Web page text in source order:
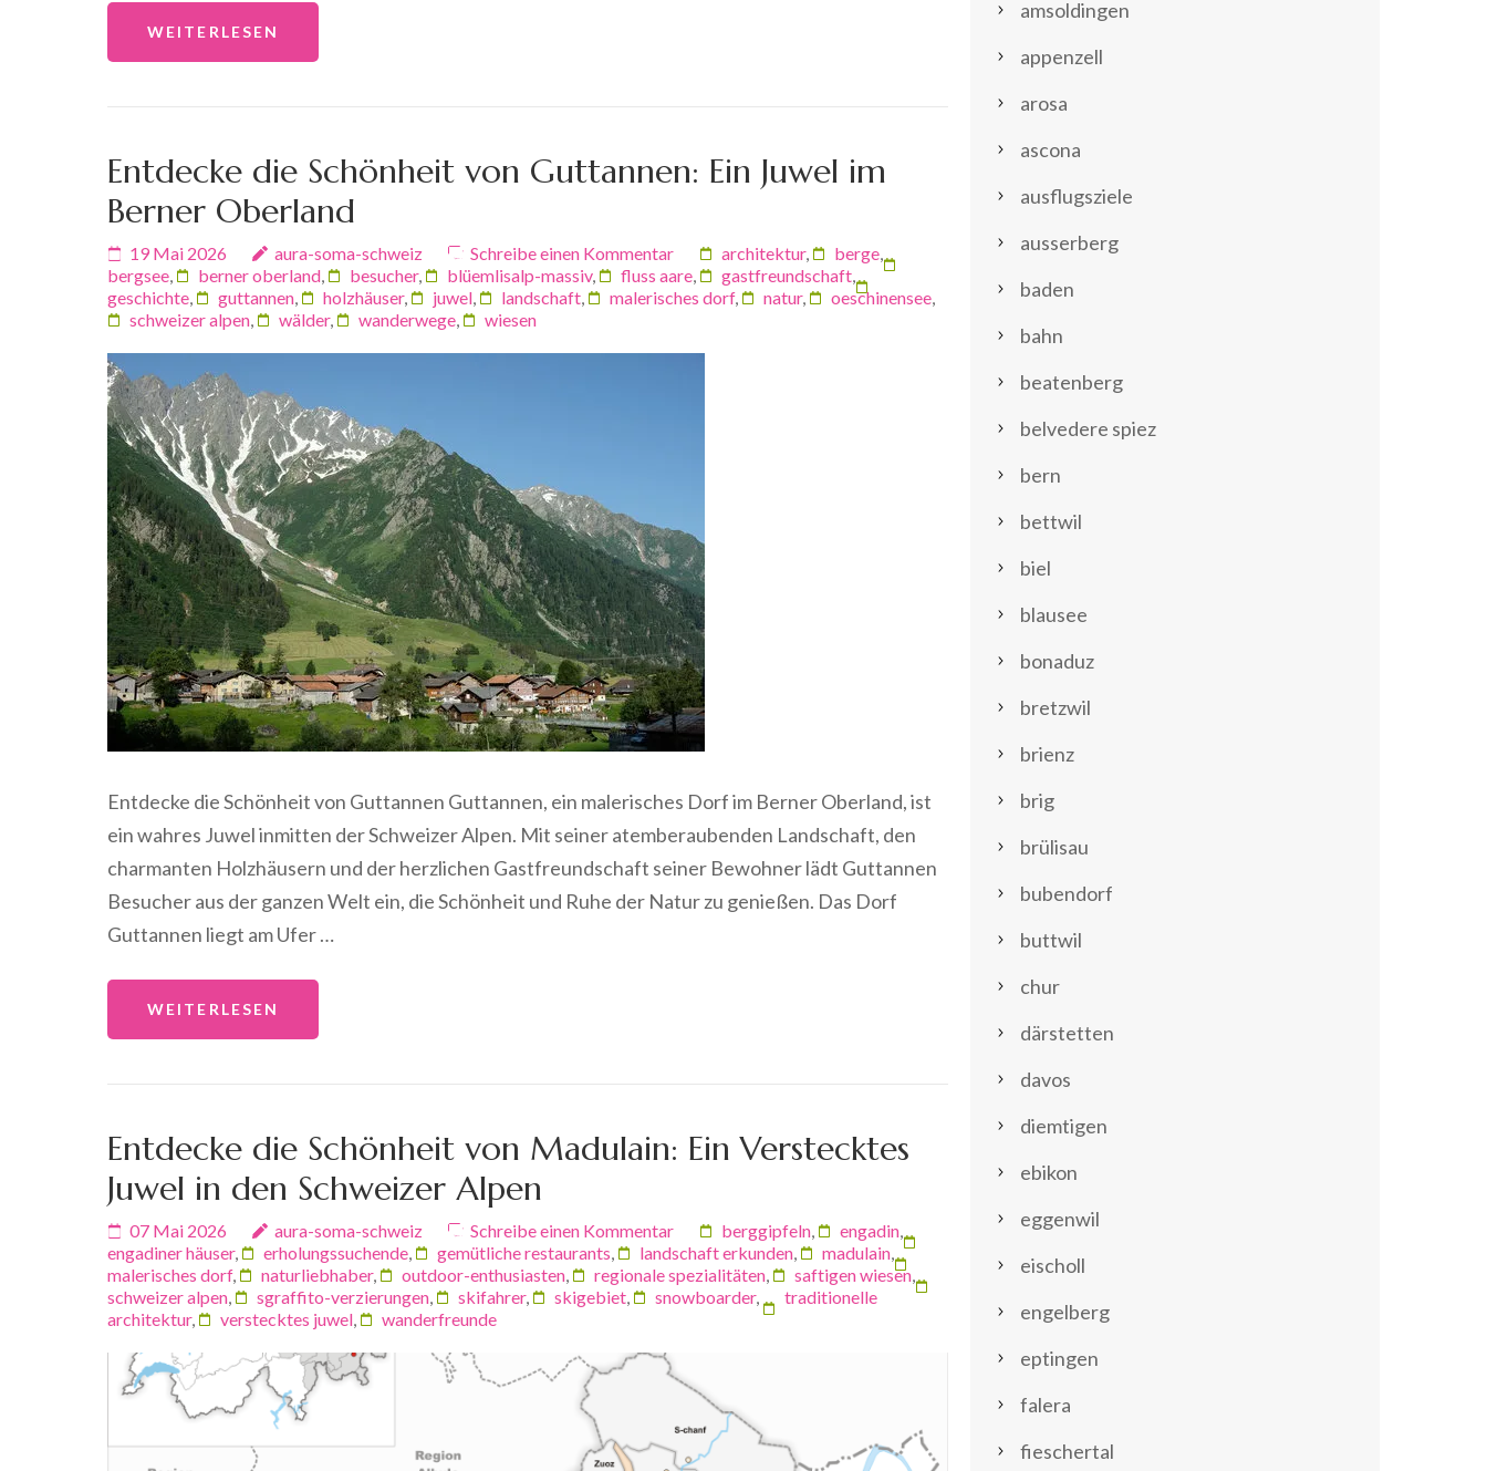
WEITERLESEN
Entdecke die Schönheit von Guttannen: Ein Juwel im
Berner Oberland
19 Mai 2026 aura-soma-schweiz Schreibe einen Kommentar architektur, berge,
bergsee, berner oberland, besucher, blüemlisalp-massiv, fluss aare, gastfreundschaft,
geschichte, guttannen, holzhäuser, juwel, landschaft, malerisches dorf, natur, oeschinensee,
schweizer alpen, wälder, wanderwege, wiesen
Entdecke die Schönheit von Guttannen Guttannen, ein malerisches Dorf im Berner Oberland, ist
ein wahres Juwel inmitten der Schweizer Alpen. Mit seiner atemberaubenden Landschaft, den
charmanten Holzhäusern und der herzlichen Gastfreundschaft seiner Bewohner lädt Guttannen
Besucher aus der ganzen Welt ein, die Schönheit und Ruhe der Natur zu genießen. Das Dorf
Guttannen liegt am Ufer …
WEITERLESEN
Entdecke die Schönheit von Madulain: Ein Verstecktes
Juwel in den Schweizer Alpen
07 Mai 2026 aura-soma-schweiz Schreibe einen Kommentar berggipfeln, engadin,
engadiner häuser, erholungssuchende, gemütliche restaurants, landschaft erkunden, madulain,
malerisches dorf, naturliebhaber, outdoor-enthusiasten, regionale spezialitäten, saftigen wiesen,
schweizer alpen, sgraffito-verzierungen, skifahrer, skigebiet, snowboarder,
traditionelle
architektur, verstecktes juwel, wanderfreunde
amsoldingen
appenzell
arosa
ascona
ausflugsziele
ausserberg
baden
bahn
beatenberg
belvedere spiez
bern
bettwil
biel
blausee
bonaduz
bretzwil
brienz
brig
brülisau
bubendorf
buttwil
chur
därstetten
davos
diemtigen
ebikon
eggenwil
eischoll
engelberg
eptingen
falera
fieschertal